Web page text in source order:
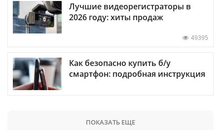
Лучшие видеорегистраторы в
2026 году: хиты продаж
49395
Как безопасно купить б/у
смартфон: подробная инструкция
ПОКАЗАТЬ ЕЩЕ